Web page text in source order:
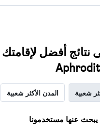
نتائج أفضل
شعبية المدن الأكثر شعبية
يبحث عنها مستخدمونا